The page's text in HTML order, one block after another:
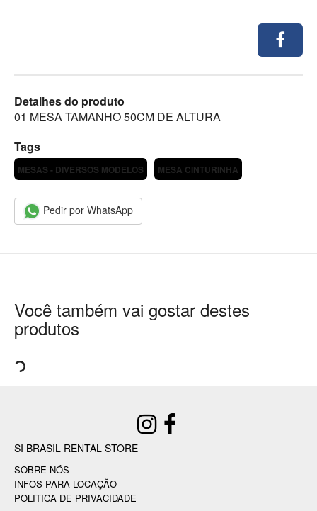
Detalhes do produto
01 MESA TAMANHO 50CM DE ALTURA
Tags
MESAS - DIVERSOS MODELOS MESA CINTURINHA
Pedir por WhatsApp
Você também vai gostar destes
produtos
SI BRASIL RENTAL STORE
SOBRE NÓS
INFOS PARA LOCAÇÃO
POLITICA DE PRIVACIDADE